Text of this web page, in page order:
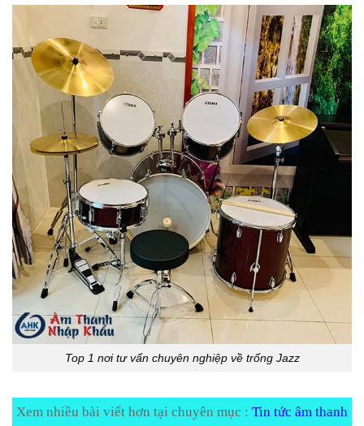
Top 1 nơi tư vấn chuyên nghiệp về trống Jazz
Xem nhiều bài viết hơn tại chuyên mục : Tin tức âm thanh